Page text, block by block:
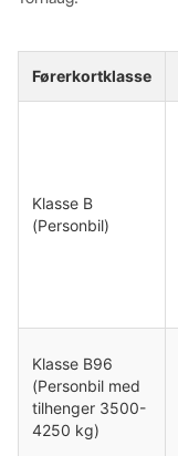
Førerkortklasse
Klasse B
(Personbil)
Klasse B96
(Personbil med
tilhenger 3500-
4250 kg)